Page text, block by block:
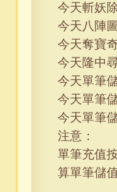
今天斬妖
今天八陣
今天奪寶
今天隆中
今天單筆
今天單筆
今天單筆
注意：
單筆充值
算單筆儲